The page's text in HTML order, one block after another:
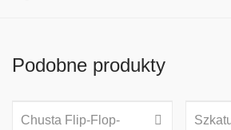
Podobne produkty
Chusta Flip-Flop-